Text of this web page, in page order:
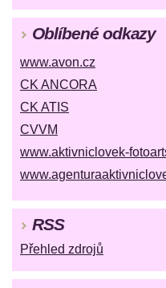
Oblíbené odkazy
www.avon.cz
CK ANCORA
CK ATIS
CVVM
www.aktivniclovek-
RSS
Přehled zdrojů